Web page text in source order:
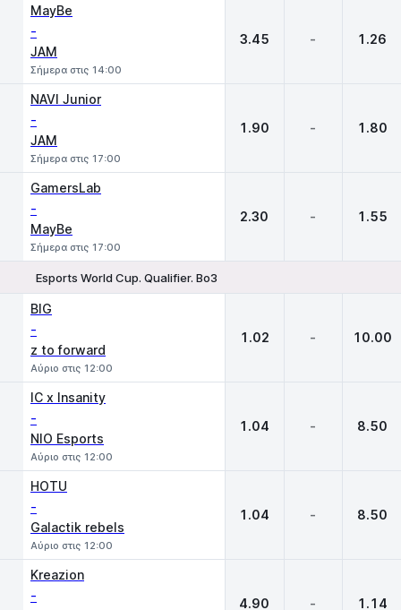
MayBe
-
JAM
Σήμερα στις 14:00
3.45 - 1.26
NAVI Junior
-
JAM
Σήμερα στις 17:00
1.90 - 1.80
GamersLab
-
MayBe
Σήμερα στις 17:00
2.30 - 1.55
Esports World Cup. Qualifier. Bo3
BIG
-
z to forward
Αύριο στις 12:00
1.02 - 10.00
IC x Insanity
-
NIO Esports
Αύριο στις 12:00
1.04 - 8.50
HOTU
-
Galactik rebels
Αύριο στις 12:00
1.04 - 8.50
Kreazion
- 4.90 - 1.14